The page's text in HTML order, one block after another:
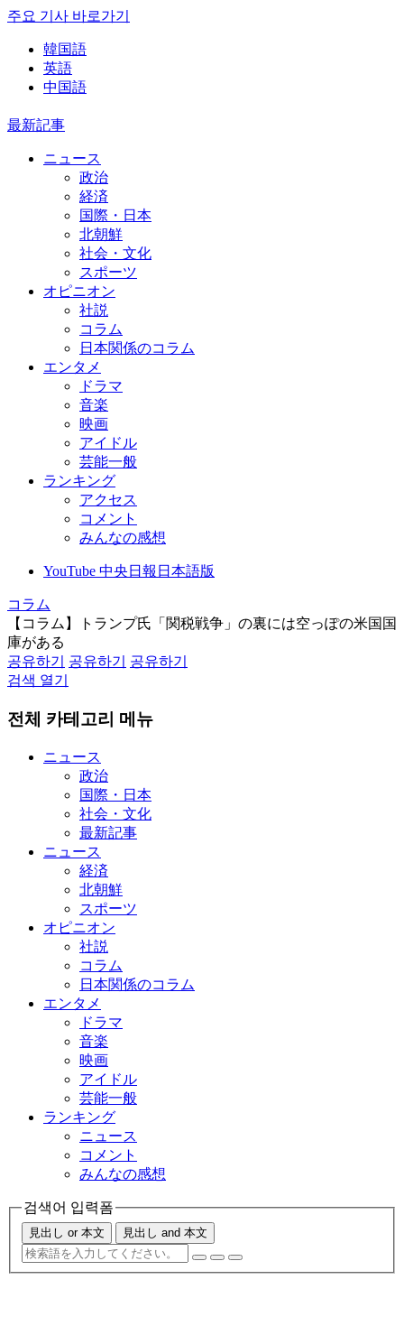
주요 기사 바로가기
韓国語
英語
中国語
最新記事
ニュース
政治
経済
国際・日本
北朝鮮
社会・文化
スポーツ
オピニオン
社説
コラム
日本関係のコラム
エンタメ
ドラマ
音楽
映画
アイドル
芸能一般
ランキング
アクセス
コメント
みんなの感想
YouTube 中央日報日本語版
コラム
【コラム】トランプ氏「関税戦争」の裏には空っぽの米国国
庫がある
공유하기
공유하기
공유하기
검색 열기
전체 카테고리 메뉴
ニュース
政治
国際・日本
社会・文化
最新記事
ニュース
経済
北朝鮮
スポーツ
オピニオン
社説
コラム
日本関係のコラム
エンタメ
ドラマ
音楽
映画
アイドル
芸能一般
ランキング
ニュース
コメント
みんなの感想
검색어 입력폼
見出し or 本文 見出し and 本文